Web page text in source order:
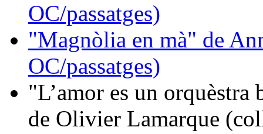
OC/passatges)
"Magnòlia en mà" de
OC/passatges)
"L’amor es un orquèstra
de Olivier Lamarque